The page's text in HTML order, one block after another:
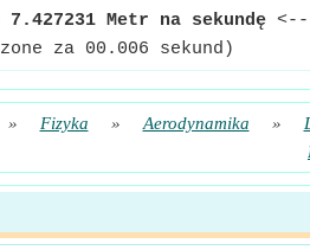
7.427231 Metr na sekundę <--
za 00.006 sekund)
» Fizyka » Aerodynamika »